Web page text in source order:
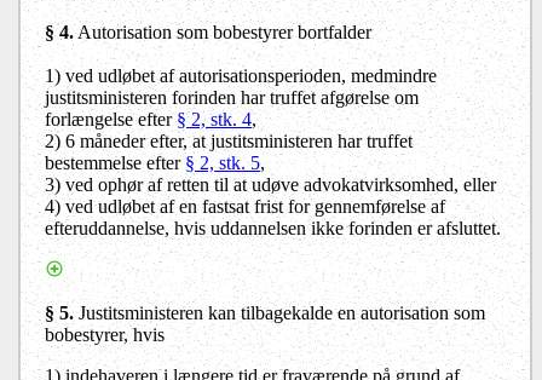
§ 4.Autorisation som bobestyrer bortfalder
1) ved udløbet af autorisationsperioden, medmindre
justitsministeren forinden har truffet afgørelse om
forlængelse efter§ 2, stk. 4,
2) 6 måneder efter, at justitsministeren har truffet
bestemmelse efter§ 2, stk. 5,
3)ved ophør af retten til at udøve advokatvirksomhed, eller
4)ved udløbet af en fastsat frist for gennemførelse af
efteruddannelse, hvis uddannelsen ikke forinden er afsluttet.
§ 5. Justitsministeren kan tilbagekalde en autorisation som
bobestyrer, hvis
1)indehaveren i længere tid er fraværende på grund af